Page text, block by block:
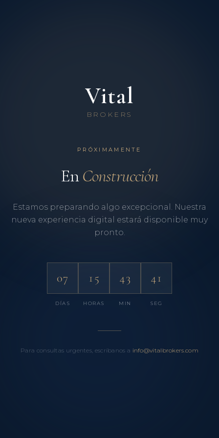
Vital
BROKERS
PRÓXIMAMENTE
EnConstrucción
Estamos preparando algo excepcional. Nuestra
nueva experiencia digital estará disponible muy
pronto.
07
DÍAS
15
HORAS
43
MIN
41
SEG
Para consultas urgentes, escríbanos a info@vitalbrokers.com